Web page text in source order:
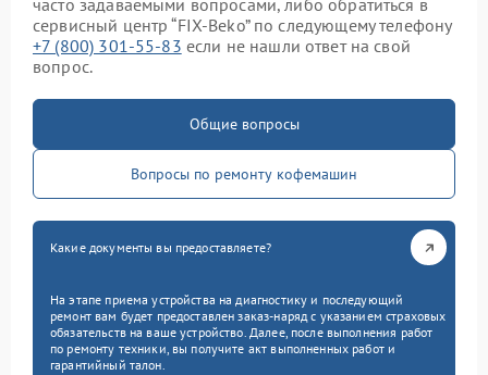
часто задаваемыми вопросами, либо обратиться в
сервисный центр “FIX-Beko” по следующему телефону
+7 (800) 301-55-83 если не нашли ответ на свой
вопрос.
Общие вопросы
Вопросы по ремонту кофемашин
Какие документы вы предоставляете?
На этапе приема устройства на диагностику и последующий
ремонт вам будет предоставлен заказ-наряд с указанием страховых
обязательств на ваше устройство. Далее, после выполнения работ
по ремонту техники, вы получите акт выполненных работ и
гарантийный талон.